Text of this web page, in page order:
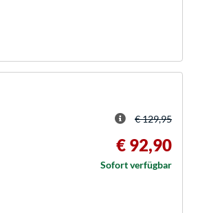
€ 129,95
€ 92,90
Sofort verfügbar